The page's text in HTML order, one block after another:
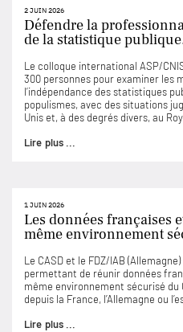
2 JUIN 2026
Défendre la
de la statistique
Le colloque international ASP/
300 personnes pour examiner les
l’indépendance des statistiques
populismes, avec des situations
Unis et, à des degrés divers, au
Lire plus ...
1 JUIN 2026
Les données françaises
même environnement
Le CASD et le FDZ/IAB
permettant de réunir données
même environnement sécurisé du
depuis la France, l’Allemagne ou
Lire plus ...